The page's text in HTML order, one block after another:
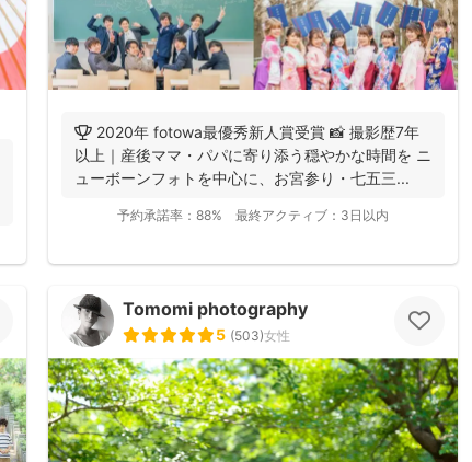
🏆 2020年 fotowa最優秀新人賞受賞 📸 撮影歴7年
以上｜産後ママ・パパに寄り添う穏やかな時間を ニ
ューボーンフォトを中心に、お宮参り・七五三...
予約承諾率： 88% 最終アクティブ： 3日以内
Tomomi photography
5 (503)女性